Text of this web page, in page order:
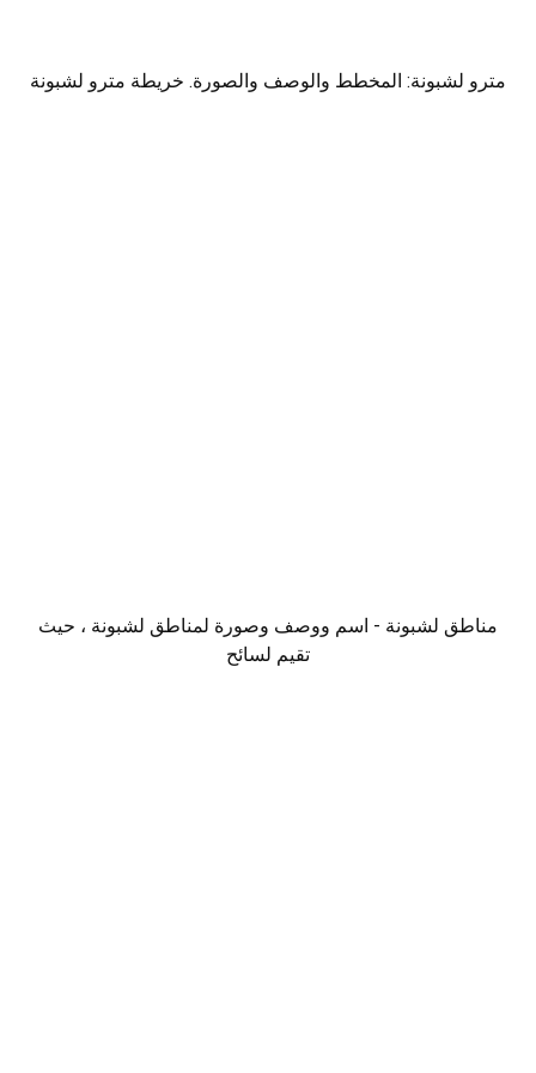
مترو لشبونة: المخطط والوصف والصورة. خريطة مترو لشبونة
مناطق لشبونة - اسم ووصف وصورة لمناطق لشبونة ، حيث
تقيم لسائح